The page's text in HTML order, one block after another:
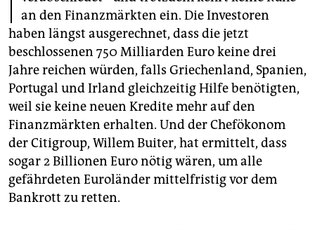
verlag
verlag
veranstaltungen
shop
fragen & hilfe
unterstützen
abo
an den Finanzmärkten ein. Die Investoren
haben längst ausgerechnet, dass die jetzt
beschlossenen 750 Milliarden Euro keine drei
Jahre reichen würden, falls Griechenland, Spanien,
Portugal und Irland gleichzeitig Hilfe benötigten,
weil sie keine neuen Kredite mehr auf den
Finanzmärkten erhalten. Und der Chefökonom
der Citigroup, Willem Buiter, hat ermittelt, dass
sogar 2 Billionen Euro nötig wären, um alle
gefährdeten Euroländer mittelfristig vor dem
Bankrott zu retten.